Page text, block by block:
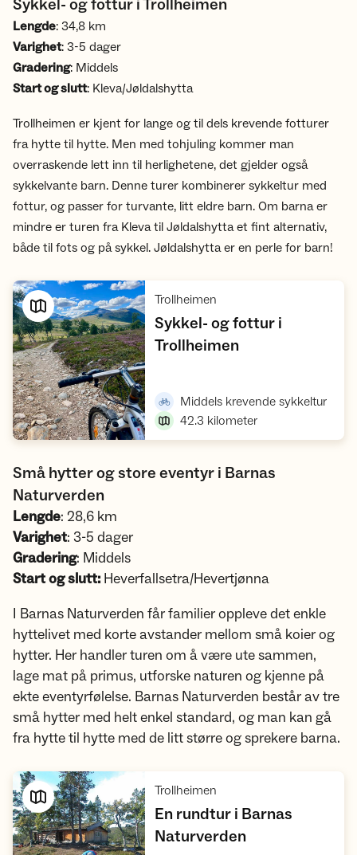
Sykkel- og fottur i Trollheimen
Lengde: 34,8 km
Varighet: 3-5 dager
Gradering: Middels
Start og slutt: Kleva/Jøldalshytta
Trollheimen er kjent for lange og til dels krevende fotturer
fra hytte til hytte. Men med tohjuling kommer man
overraskende lett inn til herlighetene, det gjelder også
sykkelvante barn. Denne turer kombinerer sykkeltur med
fottur, og passer for turvante, litt eldre barn. Om barna er
mindre er turen fra Kleva til Jøldalshytta et fint alternativ,
både til fots og på sykkel. Jøldalshytta er en perle for barn!
Trollheimen
Sykkel- og fottur i
Trollheimen,
Middels krevende sykkeltur,
42.3 kilometer
Små hytter og store eventyr i Barnas
Naturverden
Lengde: 28,6 km
Varighet: 3-5 dager
Gradering: Middels
Start og slutt: Heverfallsetra/Hevertjønna
I Barnas Naturverden får familier oppleve det enkle
hyttelivet med korte avstander mellom små koier og
hytter. Her handler turen om å være ute sammen,
lage mat på primus, utforske naturen og kjenne på
ekte eventyrfølelse. Barnas Naturverden består av tre
små hytter med helt enkel standard, og man kan gå
fra hytte til hytte med de litt større og sprekere barna.
Trollheimen
En rundtur i Barnas
Naturverden,